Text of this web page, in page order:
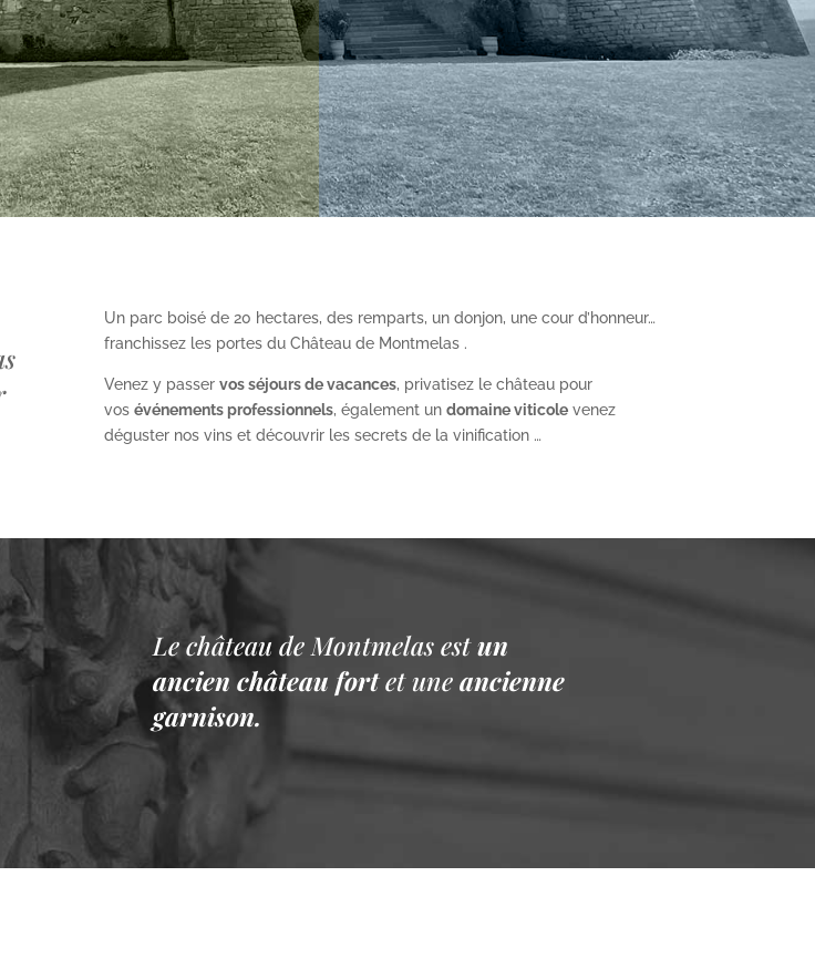
Un parc boisé de 20 hectares, des remparts, un donjon, une cour d’honneur…
franchissez les portes du Château de Montmelas .
Venez y passer vos séjours de vacances, privatisez le château pour
vos événements professionnels, également un domaine viticolevenez
déguster nos vins et découvrir les secrets de la vinification …
Le château de Montmelas est un
ancien château fort et une ancienne
garnison.